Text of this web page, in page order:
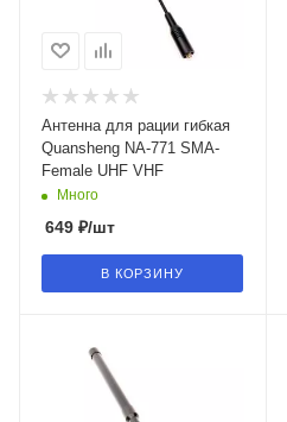
Антенна для рации гибкая
Quansheng NA-771 SMA-
Female UHF VHF
Много
649 ₽/шт
В КОРЗИНУ